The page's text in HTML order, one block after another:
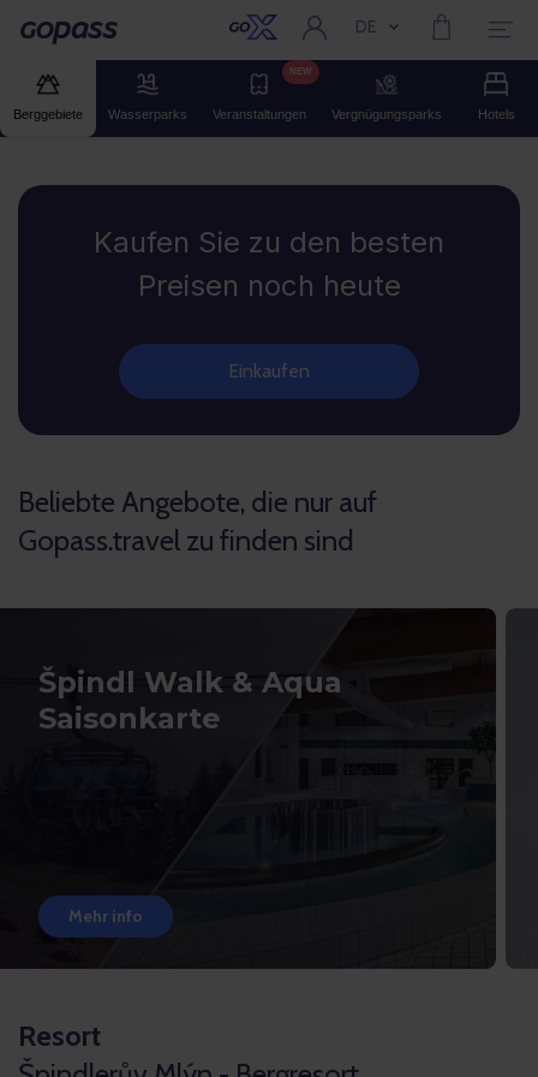
Gopass Aktuelle Sprache:
DE
Berggebiete Wasserparks Veranstaltungen
NEW
Vergnügungsparks Hotels
Kaufen Sie zu den besten
Preisen noch heute
Einkaufen
Beliebte Angebote, die nur auf
Gopass.travel zu finden sind
Špindl Walk & Aqua
Saisonkarte
Mehr info
Resort